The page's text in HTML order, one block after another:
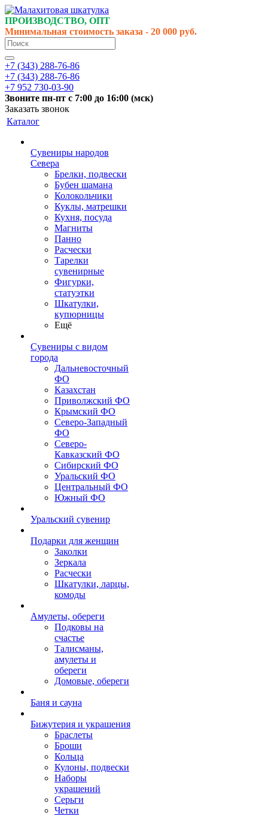
ПРОИЗВОДСТВО, ОПТ
Минимальная стоимость заказа - 20 000 руб.
+7 (343) 288-76-86
+7 (343) 288-76-86
+7 952 730-03-90
Звоните пн-пт с 7:00 до 16:00 (мск)
Заказать звонок
Каталог
Сувениры народов
Севера
Брелки, подвески
Бубен шамана
Колокольчики
Куклы, матрешки
Кухня, посуда
Магниты
Панно
Расчески
Тарелки
сувенирные
Фигурки,
статуэтки
Шкатулки,
купюрницы
Ещё
Сувениры с видом
города
Дальневосточный
ФО
Казахстан
Приволжский ФО
Крымский ФО
Северо-Западный
ФО
Северо-
Кавказский ФО
Сибирский ФО
Уральский ФО
Центральный ФО
Южный ФО
Уральский сувенир
Подарки для женщин
Заколки
Зеркала
Расчески
Шкатулки, ларцы,
комоды
Амулеты, обереги
Подковы на
счастье
Талисманы,
амулеты и
обереги
Домовые, обереги
Баня и сауна
Бижутерия и украшения
Браслеты
Броши
Кольца
Кулоны, подвески
Наборы
украшений
Серьги
Четки